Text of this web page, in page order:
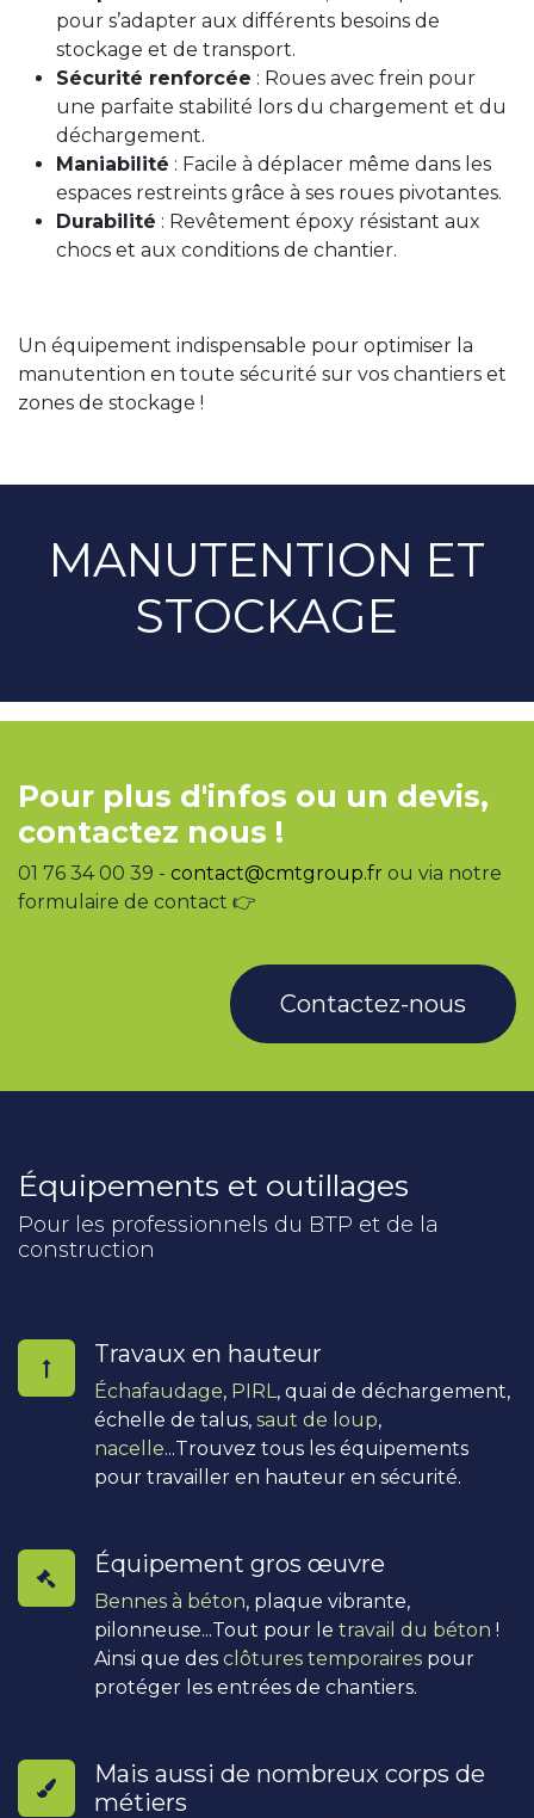
pour s’adapter aux différents besoins de
stockage et de transport.
Sécurité renforcée : Roues avec frein pour
une parfaite stabilité lors du chargement et du
déchargement.
Maniabilité : Facile à déplacer même dans les
espaces restreints grâce à ses roues pivotantes.
Durabilité : Revêtement époxy résistant aux
chocs et aux conditions de chantier.
Un équipement indispensable pour optimiser la
manutention en toute sécurité sur vos chantiers et
zones de stockage !
MANUTENTION ET
STOCKAGE
Pour plus d'infos ou un devis,
contactez nous !
01 76 34 00 39 - contact@cmtgroup.fr ou via notre
formulaire de contact 👉
Contactez-nous
Équipements et outillages
Pour les professionnels du BTP et de la
construction
Travaux en hauteur
Échafaudage, PIRL, quai de déchargement,
échelle de talus, saut de loup,
nacelle...Trouvez tous les équipements
pour travailler en hauteur en sécurité.
Équipement gros œuvre
Bennes à béton, plaque vibrante,
pilonneuse...Tout pour le travail du béton !
Ainsi que des clôtures temporaires pour
protéger les entrées de chantiers.
Mais aussi de nombreux corps de
métiers